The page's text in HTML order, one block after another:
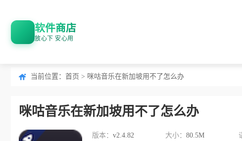
软件商店
放心下 安心用
当前位置： 首页 > 咪咕音乐在新加坡用不了怎么办
咪咕音乐在新加坡用不了怎么办
版本： v2.4.82 大小： 80.5M